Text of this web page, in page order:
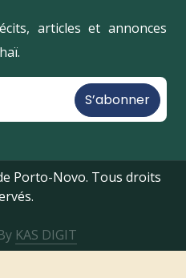
articles et annonces
S’abonner
Porto-Novo. Tous droits
KAS DIGIT